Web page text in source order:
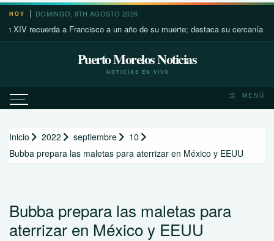
Saltar
contenido
HOY DOMINGO, 9TH AGOSTO 2026
a Francisco a un año de su muerte; destaca su cercanía con los
Puerto Morelos Noticias
NOTICIAS EN VIVO
MENÚ
Inicio 2022 septiembre
10
Bubba prepara las maletas para aterrizar en México y EEUU
Bubba prepara las maletas para
aterrizar en México y EEUU